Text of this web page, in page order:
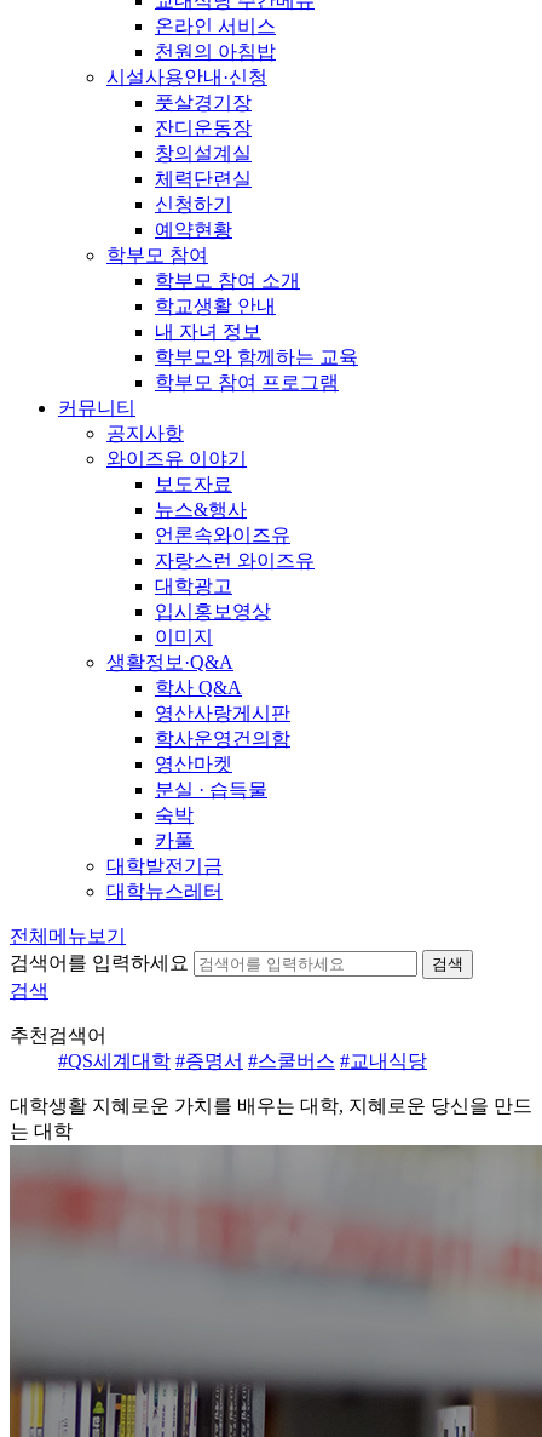
온라인 서비스
천원의 아침밥
시설사용안내·신청
풋살경기장
잔디운동장
창의설계실
체력단련실
신청하기
예약현황
학부모 참여
학부모 참여 소개
학교생활 안내
내 자녀 정보
학부모와 함께하는 교육
학부모 참여 프로그램
커뮤니티
공지사항
와이즈유 이야기
보도자료
뉴스&행사
언론속와이즈유
자랑스런 와이즈유
대학광고
입시홍보영상
이미지
생활정보·Q&A
학사 Q&A
영산사랑게시판
학사운영건의함
영산마켓
분실 · 습득물
숙박
카풀
대학발전기금
대학뉴스레터
전체메뉴보기
검색어를 입력하세요
검색
검색
추천검색어
#QS세계대학 #증명서 #스쿨버스 #교내식당
대학생활 지혜로운 가치를 배우는 대학, 지혜로운 당신을 만드
는 대학